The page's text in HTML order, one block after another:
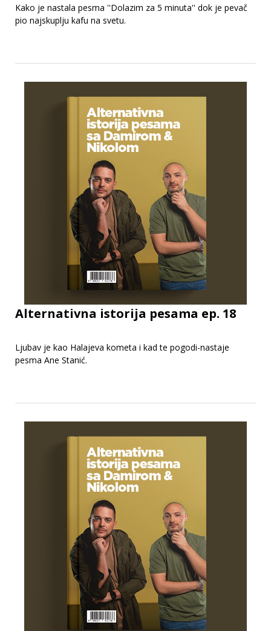
Kako je nastala pesma ''Dolazim za 5 minuta'' dok je pevač
pio najskuplju kafu na svetu.
Alternativna istorija pesama ep. 18
Ljubav je kao Halajeva kometa i kad te pogodi-nastaje
pesma Ane Stanić.